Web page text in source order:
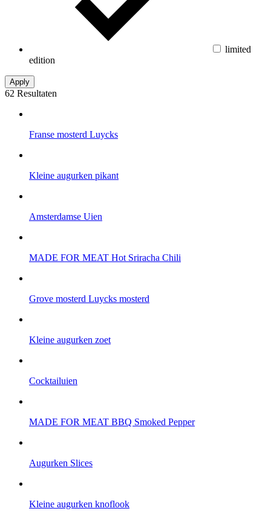
limited
edition
62 Resultaten
Franse mosterd Luycks
Kleine augurken pikant
Amsterdamse Uien
MADE FOR MEAT Hot Sriracha Chili
Grove mosterd Luycks mosterd
Kleine augurken zoet
Cocktailuien
MADE FOR MEAT BBQ Smoked Pepper
Augurken Slices
Kleine augurken knoflook